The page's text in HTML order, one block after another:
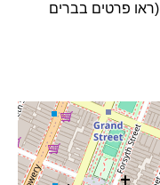
Bowery Ballroom, The Back Room (ראו פרטים בברים